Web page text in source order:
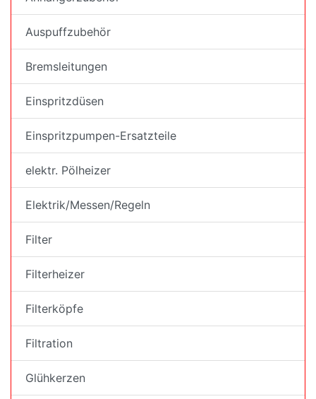
Auspuffzubehör
Bremsleitungen
Einspritzdüsen
Einspritzpumpen-Ersatzteile
elektr. Pölheizer
Elektrik/Messen/Regeln
Filter
Filterheizer
Filterköpfe
Filtration
Glühkerzen